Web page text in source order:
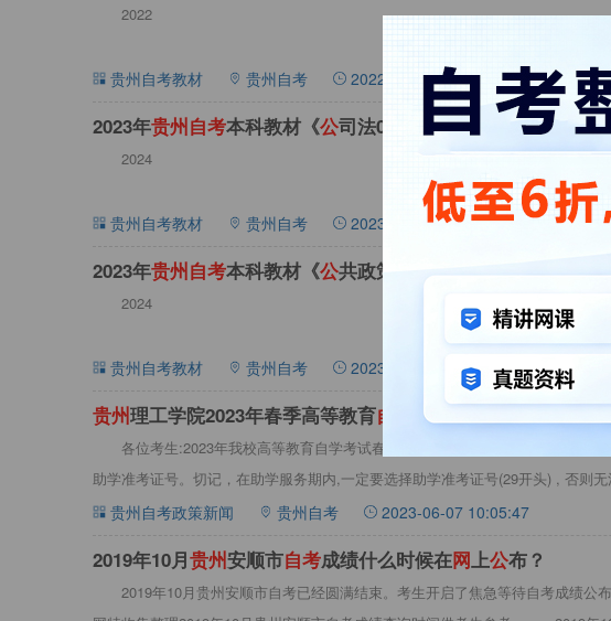
2022
贵州自考教材 贵州自考 2022-09-25 10:34:47
2023年贵州自考本科教材《公司法00227》版本及购买网 址
2024
贵州自考教材 贵州自考 2023-04-11 17:30:37
2023年贵州自考本科教材《公共政策00318》版本及购买网址
2024
贵州自考教材 贵州自考 2023-03-18 17:22:23
贵州理工学院2023年春季高等教育自 考 试助学新生考籍号可
各位考生:2023年我校高等教育自学考试春季助学新生注册已经结束，现可查
助学准考证号。切记，在助学服务期内,一定要选择助学准考证号(29开头) , 否则
贵州自考政策新闻 贵州自考 2023-06-07 10:05:47
2019年10月贵州安顺市自考成绩什么时候在网上公布？
2019年10月贵州安顺市自考已经圆满结束。考生开启了焦急等待自考成绩公